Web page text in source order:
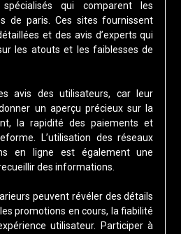
qui comparent les
de paris. Ces sites fournissent
et des avis d’experts qui
les atouts et les faiblesses de
avis des utilisateurs, car leur
un aperçu précieux sur la
la rapidité des paiements et
L’utilisation des réseaux
en ligne est également une
des informations.
peuvent révéler des détails
promotions en cours, la fiabilité
utilisateur. Participer à